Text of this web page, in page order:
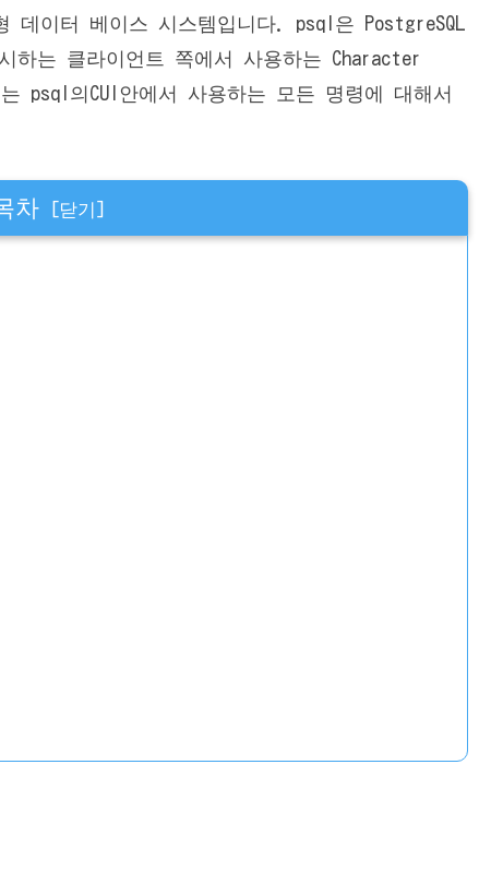
데이터 베이스 시스템입니다. psql은 PostgreSQL
는 클라이언트 쪽에서 사용하는 Character
psql의CUI안에서 사용하는 모든 명령에 대해서
차